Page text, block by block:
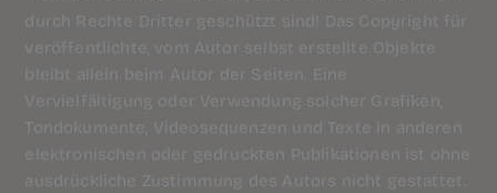
durch Rechte Dritter geschützt sind! Das Copyright für
veröffentlichte, vom Autor selbst erstellte Objekte
bleibt allein beim Autor der Seiten. Eine
Vervielfältigung oder Verwendung solcher Grafiken,
Tondokumente, Videosequenzen und Texte in anderen
elektronischen oder gedruckten Publikationen ist ohne
ausdrückliche Zustimmung des Autors nicht gestattet.